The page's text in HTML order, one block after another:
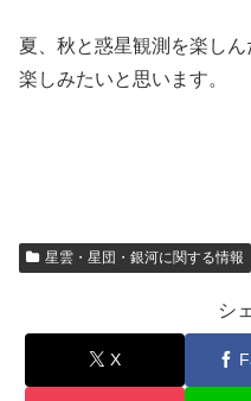
夏、秋と惑星観測を楽し
楽しみたいと思います。
星雲・星団・銀河に関する情報
シ
X